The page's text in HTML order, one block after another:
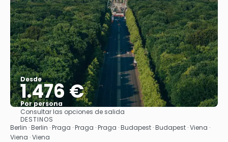
Desde
1.476 €
Por persona
Ver
Consultar las opciones de salida
DESTINOS
Berlin · Berlin · Praga · Praga · Praga · Budapest · Budapest · Viena ·
Viena · Viena